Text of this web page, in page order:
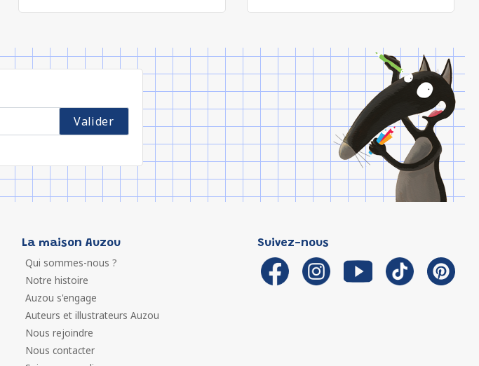
La maison Auzou
Qui sommes-nous ?
Notre histoire
Auzou s'engage
Auteurs et illustrateurs Auzou
Nous rejoindre
Nous contacter
Suivez-nous